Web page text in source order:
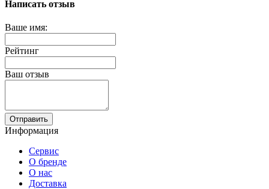
Написать отзыв
Ваше имя:
Рейтинг
Ваш отзыв
Отправить
Информация
Сервис
О бренде
О нас
Доставка